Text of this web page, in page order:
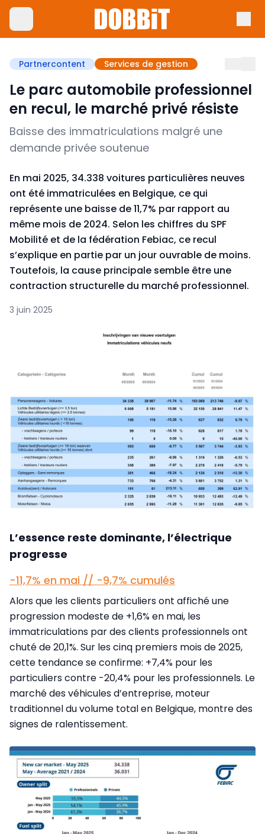
Partnercontent Services de gestion
Le parc automobile professionnel
en recul, le marché privé résiste
Baisse des immatriculations malgré une
demande privée soutenue
En mai 2025, 34.338 voitures particulières neuves
ont été immatriculées en Belgique, ce qui
représente une baisse de 11,7% par rapport au
même mois de 2024. Selon les chiffres du SPF
Mobilité et de la fédération Febiac, ce recul
s’explique en partie par un jour ouvrable de moins.
Toutefois, la cause principale semble être une
contraction structurelle du marché professionnel.
3 juin 2025
L’essence reste dominante, l’électrique
progresse
-11,7% en mai // -9,7% cumulés
Alors que les clients particuliers ont affiché une
progression modeste de +1,6% en mai, les
immatriculations par des clients professionnels ont
chuté de 20,1%. Sur les cinq premiers mois de 2025,
cette tendance se confirme: +7,4% pour les
particuliers contre -20,4% pour les professionnels. Le
marché des véhicules d’entreprise, moteur
traditionnel du volume total en Belgique, montre des
signes de ralentissement.